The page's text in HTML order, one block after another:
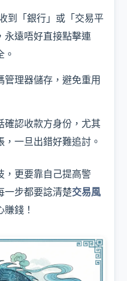
到「銀行」或「交易平
永遠唔好直接點擊連
。
管理器儲存，避免重用
確認收款方身份，尤其
，一旦出錯好難追討。
，更要靠自己提高警
一步都要諗清楚交易風
賺錢！